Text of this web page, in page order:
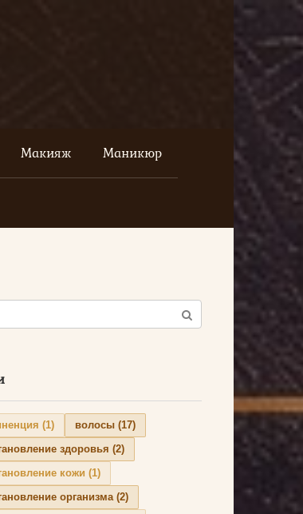
Макияж Маникюр
(1) волосы (17)
здоровья (2)
кожи (1)
организма(2)